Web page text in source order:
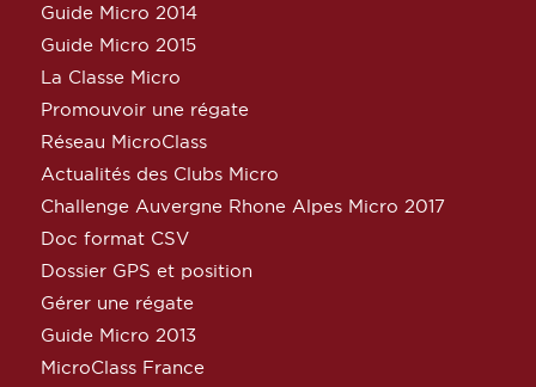
Guide Micro 2014
Guide Micro 2015
La Classe Micro
Promouvoir une régate
Réseau MicroClass
Actualités des Clubs Micro
Challenge Auvergne Rhone Alpes Micro 2017
Doc format CSV
Dossier GPS et position
Gérer une régate
Guide Micro 2013
MicroClass France